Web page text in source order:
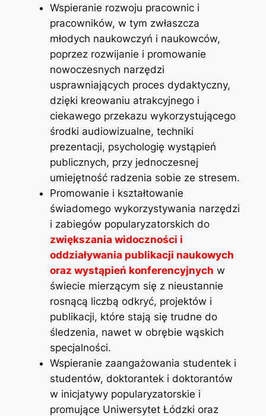
Wspieranie rozwoju pracownic i
pracowników, w tym zwłaszcza
młodych naukowczyń i naukowców,
poprzez rozwijanie i promowanie
nowoczesnych narzędzi
usprawniających proces dydaktyczny,
dzięki kreowaniu atrakcyjnego i
ciekawego przekazu wykorzystującego
środki audiowizualne, techniki
prezentacji, psychologię wystąpień
publicznych, przy jednoczesnej
umiejętność radzenia sobie ze stresem.
Promowanie i kształtowanie
świadomego wykorzystywania narzędzi
i zabiegów popularyzatorskich do
zwiększania widoczności i
oddziaływania publikacji naukowych
oraz wystąpień konferencyjnych w
świecie mierzącym się z nieustannie
rosnącą liczbą odkryć, projektów i
publikacji, które stają się trudne do
śledzenia, nawet w obrębie wąskich
specjalności.
Wspieranie zaangażowania studentek i
studentów, doktorantek i doktorantów
w inicjatywy popularyzatorskie i
promujące Uniwersytet Łódzki oraz